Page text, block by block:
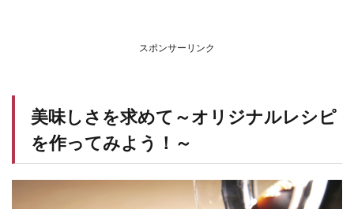
スポンサーリンク
美味しさを求めて～オリジナルレシピ
を作ってみよう！～